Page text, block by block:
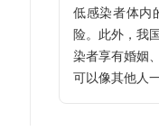
低感染者体内
险。此外，我
染者享有婚姻
可以像其他人